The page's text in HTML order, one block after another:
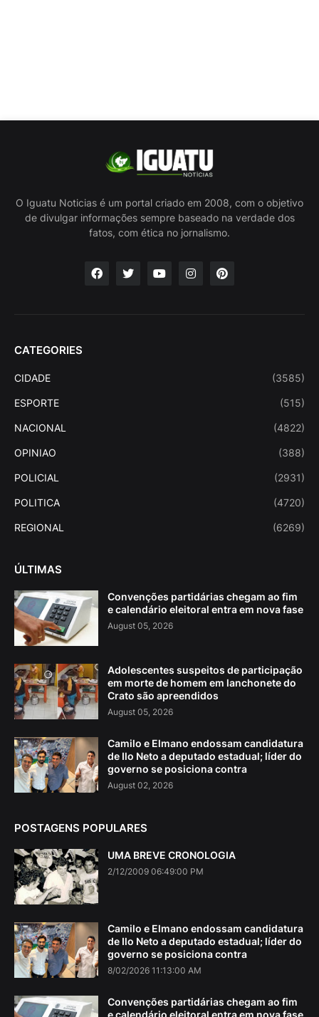
O Iguatu Noticias é um portal criado em 2008, com o objetivo
de divulgar informações sempre baseado na verdade dos
fatos, com ética no jornalismo.
CATEGORIES
CIDADE (3585)
ESPORTE (515)
NACIONAL (4822)
OPINIAO (388)
POLICIAL (2931)
POLITICA (4720)
REGIONAL (6269)
ÚLTIMAS
Convenções partidárias chegam ao fim
e calendário eleitoral entra em nova fase
August 05, 2026
Adolescentes suspeitos de participação
em morte de homem em lanchonete do
Crato são apreendidos
August 05, 2026
Camilo e Elmano endossam candidatura
de Ilo Neto a deputado estadual; líder do
governo se posiciona contra
August 02, 2026
POSTAGENS POPULARES
UMA BREVE CRONOLOGIA
2/12/2009 06:49:00 PM
Camilo e Elmano endossam candidatura
de Ilo Neto a deputado estadual; líder do
governo se posiciona contra
8/02/2026 11:13:00 AM
Convenções partidárias chegam ao fim